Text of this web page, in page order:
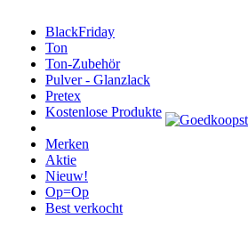
BlackFriday
Ton
Ton-Zubehör
Pulver - Glanzlack
Pretex
Kostenlose Produkte
Merken
Aktie
Nieuw!
Op=Op
Best verkocht